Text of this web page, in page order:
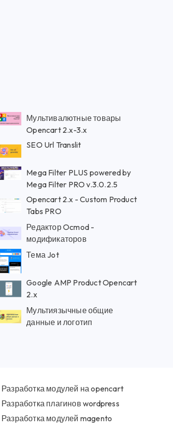
Мультивалютные товары
Opencart 2.x-3.x
SEO Url Translit
Mega Filter PLUS powered by
Mega Filter PRO v.3.0.2.5
Opencart 2.x - Custom Product
Tabs PRO
Редактор Ocmod -
модификаторов
Тема Jot
Google AMP Product Opencart
2.x
Мультиязычные общие
данные и логотип
Разработка модулей на opencart
Разработка плагинов wordpress
Разработка модулей magento